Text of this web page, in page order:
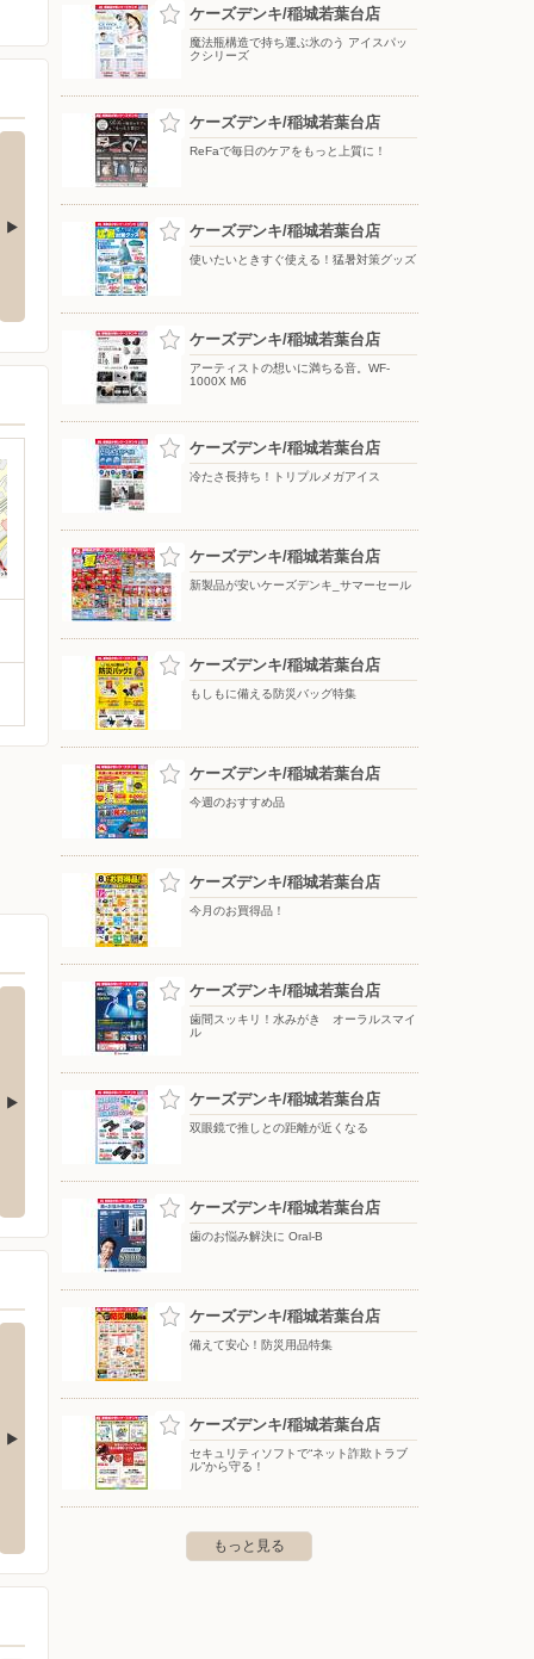
フェア 夏のスマホ＆ネット応援フェア ドコモフェア開催開催
生店
麻生区黒川字谷769-1
〒182-0036 東京都調布市飛田給1-34-17
ュータウン店
5
ケーズデンキ/稲城若葉台店
魔法瓶構造で持ち運ぶ氷のう アイスパッ
クシリーズ
ケーズデンキ/稲城若葉台店
ReFaで毎日のケアをもっと上質に！
ケーズデンキ/稲城若葉台店
使いたいときすぐ使える！猛暑対策グッズ
ケーズデンキ/稲城若葉台店
アーティストの想いに満ちる音。WF-
1000X M6
ケーズデンキ/稲城若葉台店
冷たさ長持ち！トリプルメガアイス
ケーズデンキ/稲城若葉台店
新製品が安いケーズデンキ_サマーセール
ケーズデンキ/稲城若葉台店
もしもに備える防災バッグ特集
ケーズデンキ/稲城若葉台店
今週のおすすめ品
ケーズデンキ/稲城若葉台店
今月のお買得品！
ケーズデンキ/稲城若葉台店
歯間スッキリ！水みがき オーラルスマイ
ル
ケーズデンキ/稲城若葉台店
双眼鏡で推しとの距離が近くなる
ケーズデンキ/稲城若葉台店
歯のお悩み解決に Oral-B
ケーズデンキ/稲城若葉台店
備えて安心！防災用品特集
ケーズデンキ/稲城若葉台店
セキュリティソフトで“ネット詐欺トラブ
ル”から守る！
もっと見る